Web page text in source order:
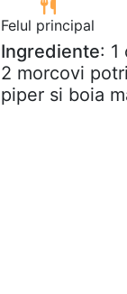
Felul principal
Ingrediente: 1
2 morcovi
piper si boia